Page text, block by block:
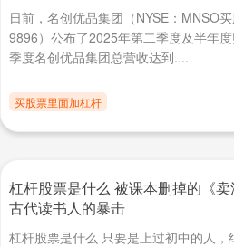
日前，名创优品集团（NYSE：MNSO
9896）公布了2025年第二季度及半年
季度名创优品集团总营收达到....
买股票里面加杠杆
杠杆股票是什么 被课本删掉的《
古代读书人的暴击
杠杆股票是什么 只要是上过初中的人